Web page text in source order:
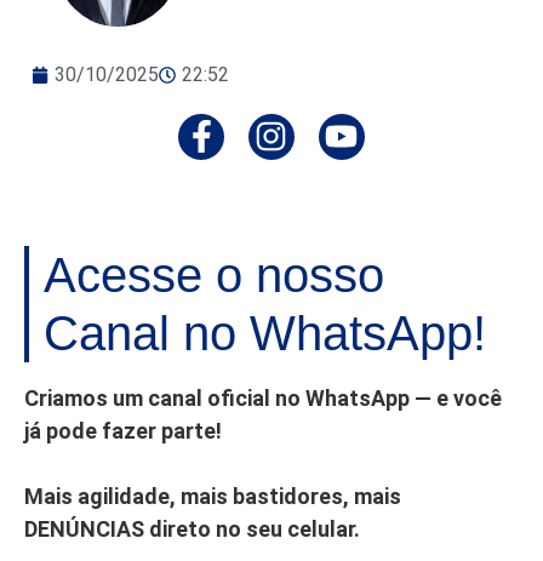
30/10/2025 22:52
Acesse o nosso
Canal no WhatsApp!
Criamos um canal oficial no WhatsApp — e você
já pode fazer parte!
Mais agilidade, mais bastidores, mais
DENÚNCIAS direto no seu celular.